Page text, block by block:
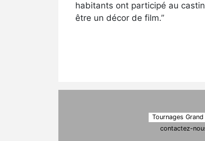
habitants ont participé au
être un décor de film.”
Tournages Grand
contactez-